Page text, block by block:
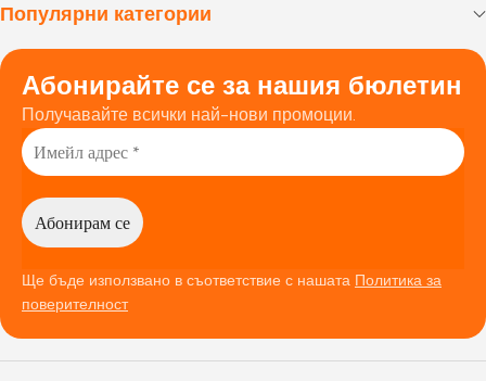
Популярни категории
Абонирайте се за нашия бюлетин
Получавайте всички най-нови промоции.
Ще бъде използвано в съответствие с нашата Политика за
поверителност